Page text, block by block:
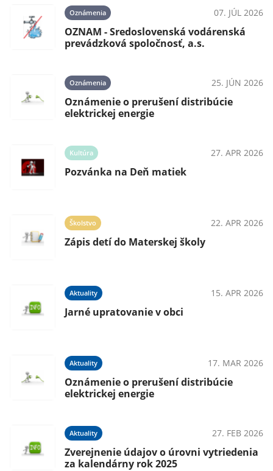
Oznámenia 07. JÚL 2026
OZNAM - Sredoslovenská vodárenská
prevádzková spoločnosť, a.s.
Oznámenia 25. JÚN 2026
Oznámenie o prerušení distribúcie
elektrickej energie
Kultúra 27. APR 2026
Pozvánka na Deň matiek
Školstvo 22. APR 2026
Zápis detí do Materskej školy
Aktuality 15. APR 2026
Jarné upratovanie v obci
Aktuality 17. MAR 2026
Oznámenie o prerušení distribúcie
elektrickej energie
Aktuality 27. FEB 2026
Zverejnenie údajov o úrovni vytriedenia
za kalendárny rok 2025